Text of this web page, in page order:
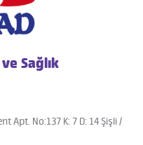
Sağlık
Apt. No:137 K: 7 D: 14 Şişli /